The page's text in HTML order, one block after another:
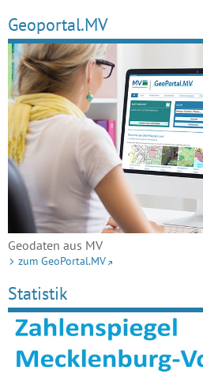
Geoportal.MV
Geodaten aus MV
zum GeoPortal.MV
Statistik